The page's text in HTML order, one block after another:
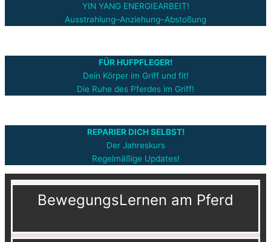
YIN YANG ENERGIEARBEIT!
Ausstrahlung–Anziehung–Abstoßung
FÜR HUFPFLEGER!
Dein Körper im Griff und fit!
Die Ruhe des Pferdes im Griff!
REPARIER DICH SELBST!
Der Jahreskurs
Regelmäßige Updates!
BewegungsLernen am Pferd